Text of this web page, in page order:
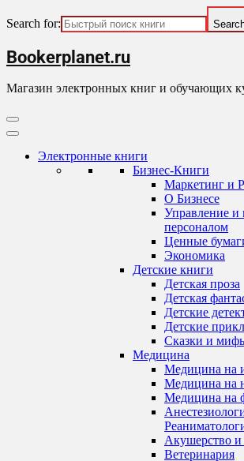
Search for:
Skip
to
content
Bookerplanet.ru
Магазин электронных книг и обучающих
Primary
Menu
Электронные книги
Бизнес-Книги
Маркетинг и
О Бизнесе
Управление и
персоналом
Ценные
Экономика
Детские книги
Детская проза
Детская
Детские
Детские
Сказки и
Медицина
Медицина на
Медицина на
Медицина на
Акушерство и
Ветеринария